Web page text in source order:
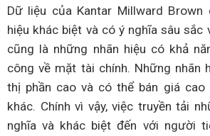
Dữ liệu của Kantar Millward Brown
hiệu khác biệt và có ý nghĩa sâu sắc
cũng là những nhãn hiệu có khả
công về mặt tài chính. Những nhãn
thị phần cao và có thể bán giá cao
khác. Chính vì vậy, việc truyền tải
nghĩa và khác biệt đến với người